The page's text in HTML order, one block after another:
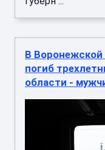
В Воронежской
погиб
области -